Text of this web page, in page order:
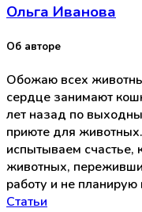
Ольга Иванова
Об авторе
Обожаю всех
сердце занимают
лет назад по
приюте для
испытываем
животных,
работу и не
Статьи